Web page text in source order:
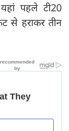
पहले टी20
से हराकर तीन